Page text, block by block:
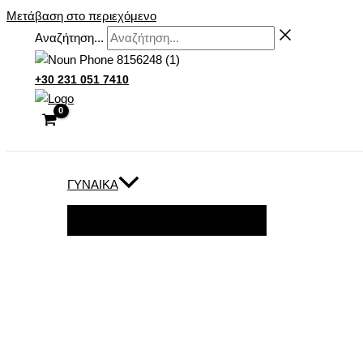
Μετάβαση στο περιεχόμενο
Αναζήτηση...
+30 231 051 7410
ΓΥΝΑΊΚΑ